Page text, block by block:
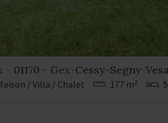
- 01170 - Gex-Cessy-Segny-
/ Villa / Chalet 177 m²